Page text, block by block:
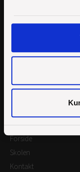
Børkop Højskole
imb@imb.dk
Links
Forside
Skolen
Kontakt